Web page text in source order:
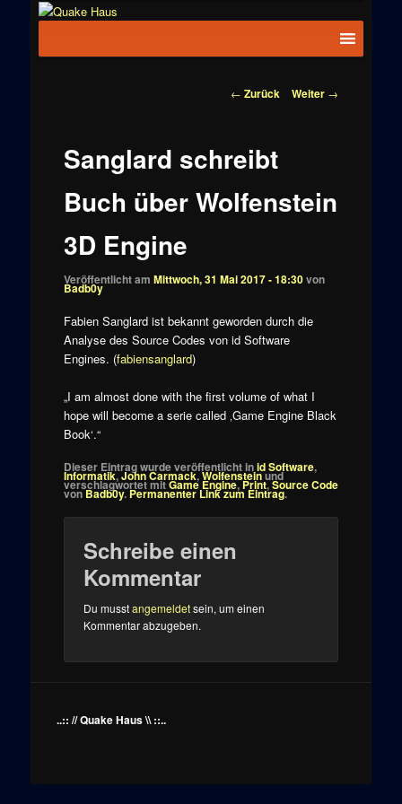
News zu
Beitragsnavigation
← Zurück Weiter →
Sanglard schreibt
Buch über Wolfenstein
3D Engine
Veröffentlicht am Mittwoch, 31 Mai 2017 - 18:30von
Badb0y
Fabien Sanglard ist bekannt geworden durch die
Analyse des Source Codes von id Software
Engines. (fabiensanglard)
„I am almost done with the first volume of what I
hope will become a serie called ‚Game Engine Black
Book‘.“
Dieser Eintrag wurde veröffentlicht inid Software,
Informatik,John Carmack,Wolfensteinund
verschlagwortet mitGame Engine,Print,Source Code
vonBadb0y.Permanenter Link zum Eintrag.
Schreibe einen
Kommentar
Du musstangemeldetsein, um einen
Kommentar abzugeben.
..:: // Quake Haus \\ ::..